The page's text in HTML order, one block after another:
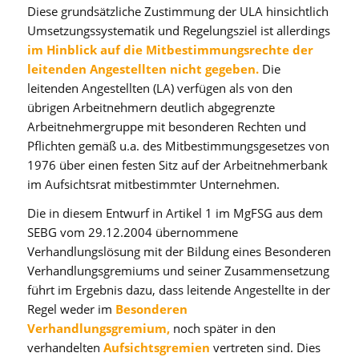
Diese grundsätzliche Zustimmung der ULA hinsichtlich
Umsetzungssystematik und Regelungsziel ist allerdings
im Hinblick auf die Mitbestimmungsrechte der
leitenden Angestellten nicht gegeben.Die
leitenden Angestellten (LA) verfügen als von den
übrigen Arbeitnehmern deutlich abgegrenzte
Arbeitnehmergruppe mit besonderen Rechten und
Pflichten gemäß u.a. des Mitbestimmungsgesetzes von
1976 über einen festen Sitz auf der Arbeitnehmerbank
im Aufsichtsrat mitbestimmter Unternehmen.
Die in diesem Entwurf in Artikel 1 im MgFSG aus dem
SEBG vom 29.12.2004 übernommene
Verhandlungslösung mit der Bildung eines Besonderen
Verhandlungsgremiums und seiner Zusammensetzung
führt im Ergebnis dazu, dass leitende Angestellte in der
Regel weder im Besonderen
Verhandlungsgremium,noch später in den
verhandelten Aufsichtsgremien vertreten sind. Dies